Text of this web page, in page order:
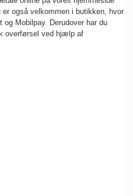
også velkommen i butikken, hvor
Mobilpay. Derudover har du
overførsel ved hjælp af